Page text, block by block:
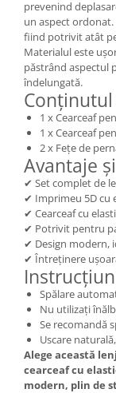
prevenind
un aspect
fiind potrivit atât
Materialul este
păstrând aspectul
îndelungată.
1 x Cearceaf
1 x Cearceaf
2 x Fețe de
Avantaje
✔ Set complet de
✔ Imprimeu 5D cu
✔ Cearceaf cu
✔ Potrivit pentru
✔ Design modern,
✔ Întreținere
Spălare
Nu utilizați
Se recomandă
Uscare
Alege această
cearceaf cu
modern, plin de